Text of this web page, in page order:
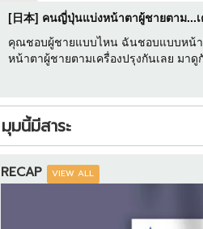
[日本] คนญี่ปุ่นแบ่งหน้าตาผู้ชายตาม...เ
คุณชอบผู้ชายแบบไหน ฉันชอบแบบหน้
หน้าตาผู้ชายตามเครื่องปรุงกันเลย มา
มุมนี้มีสาระ
RECAP VIEW ALL